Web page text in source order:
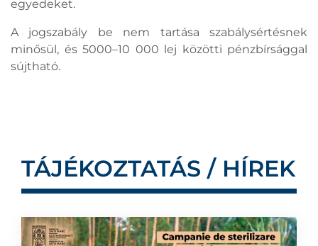
egyedeket.
A jogszabály be nem tartása szabálysértésnek
minősül, és 5000–10 000 lej közötti pénzbírsággal
sújtható.
TÁJÉKOZTATÁS / HÍREK